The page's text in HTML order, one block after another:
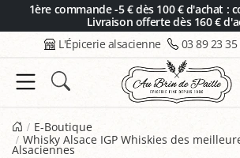
1ère commande -5 € dès 100 € d'achat :
Livraison offerte dès 160 €
L'Épicerie alsacienne 03 89 23 35
E-Boutique
Whisky Alsace IGP Whiskies des
Alsaciennes
Panneau de gestion des cookies